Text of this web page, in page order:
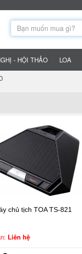
- HỘI THẢO LOA
chủ tịch TOA TS-821
Liên hệ